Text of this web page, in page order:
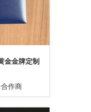
金金牌定制
作商